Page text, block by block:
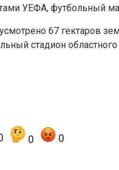
УЕФА, футбольный
67 гектаров
стадион областного
0 0